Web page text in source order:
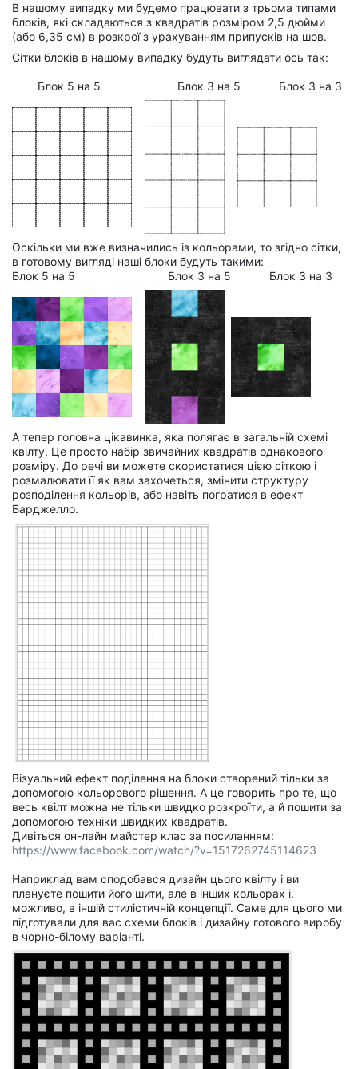
В нашому випадку ми будемо працювати з трьома типами
блоків, які складаються з квадратів розміром 2,5 дюйми
(або 6,35 см) в розкрої з урахуванням припусків на шов.
Сітки блоків в нашому випадку будуть виглядати ось так:
Блок 5 на 5 Блок 3 на 5 Блок 3 на 3
Оскільки ми вже визначились із кольорами, то згідно сітки,
в готовому вигляді наші блоки будуть такими:
Блок 5 на 5 Блок 3 на 5 Блок 3 на 3
А тепер головна цікавинка, яка полягає в загальній схемі
квілту. Це просто набір звичайних квадратів однакового
розміру. До речі ви можете скористатися цією сіткою і
розмалювати її як вам захочеться, змінити структуру
розподілення кольорів, або навіть погратися в ефект
Барджелло.
Візуальний ефект поділення на блоки створений тільки за
допомогою кольорового рішення. А це говорить про те, що
весь квілт можна не тільки швидко розкроїти, а й пошити за
допомогою техніки швидких квадратів.
Дивіться он-лайн майстер клас за посиланням:
https://www.facebook.com/watch/?v=1517262745114623
Наприклад вам сподобався дизайн цього квілту і ви
плануєте пошити його шити, але в інших кольорах і,
можливо, в іншій стилістичній концепції. Саме для цього ми
підготували для вас схеми блоків і дизайну готового виробу
в чорно-білому варіанті.